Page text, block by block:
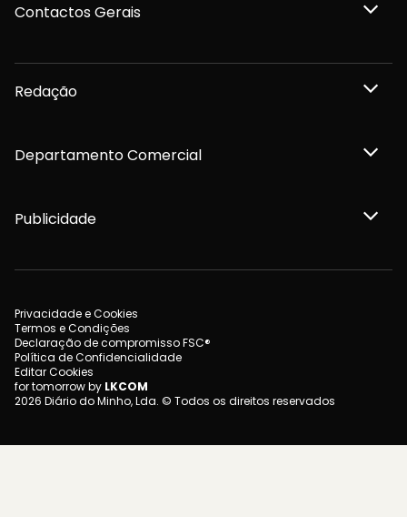
Contactos Gerais
Redação
Departamento Comercial
Publicidade
Privacidade e Cookies
Termos e Condições
Declaração de compromisso FSC®
Política de Confidencialidade
Editar Cookies
for tomorrow by LKCOM
2026 Diário do Minho, Lda. © Todos os direitos reservados